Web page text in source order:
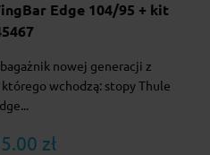
Edge 104/95 + kit
nowej generacji z
wchodzą: stopy Thule
zł